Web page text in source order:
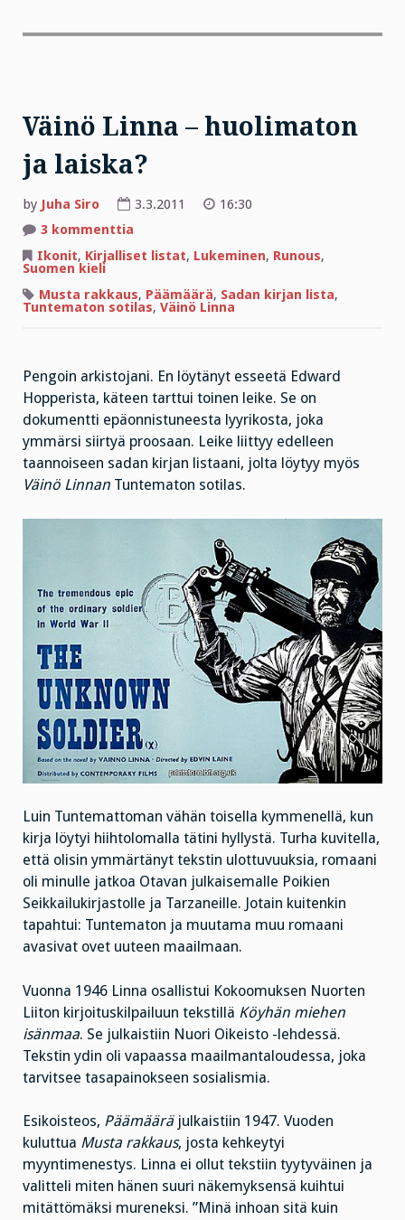
Väinö Linna – huolimaton
ja laiska?
by Juha Siro 3.3.2011
16:30
3 kommenttia
Linna
ja
laiska?
Ikonit, Kirjalliset listat, Lukeminen, Runous,
Suomen kieli
Musta rakkaus, Päämäärä, Sadan kirjan lista,
Tuntematon sotilas, Väinö Linna
Pengoin arkistojani. En löytänyt esseetä Edward
Hopperista, käteen tarttui toinen leike. Se on
dokumentti epäonnistuneesta lyyrikosta, joka
ymmärsi siirtyä proosaan. Leike liittyy edelleen
taannoiseen sadan kirjan listaani, jolta löytyy myös
Väinö Linnan Tuntematon sotilas.
Luin Tuntemattoman vähän toisella kymmenellä, kun
kirja löytyi hiihtolomalla tätini hyllystä. Turha kuvitella,
että olisin ymmärtänyt tekstin ulottuvuuksia, romaani
oli minulle jatkoa Otavan julkaisemalle Poikien
Seikkailukirjastolle ja Tarzaneille. Jotain kuitenkin
tapahtui: Tuntematon ja muutama muu romaani
avasivat ovet uuteen maailmaan.
Vuonna 1946 Linna osallistui Kokoomuksen Nuorten
Liiton kirjoituskilpailuun tekstillä Köyhän miehen
isänmaa. Se julkaistiin Nuori Oikeisto -lehdessä.
Tekstin ydin oli vapaassa maailmantaloudessa, joka
tarvitsee tasapainokseen sosialismia.
Esikoisteos, Päämääräjulkaistiin 1947. Vuoden
kuluttua Musta rakkaus, josta kehkeytyi
myyntimenestys. Linna ei ollut tekstiin tyytyväinen ja
valitteli miten hänen suuri näkemyksensä kuihtui
mitättömäksi mureneksi. ”Minä inhoan sitä kuin